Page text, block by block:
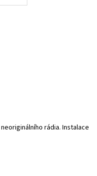
neoriginálního rádia. Instalace